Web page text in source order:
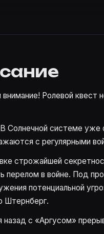
Ролевой квест
Солнечной системе уже
с регулярными
строжайшей
перелом в войне. Под
потенциальной
Штернберг.
назад с «Аргусом»